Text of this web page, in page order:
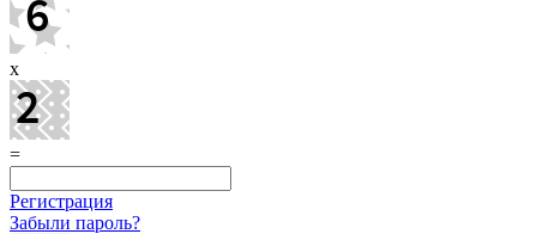
x
=
Регистрация
Забыли пароль?